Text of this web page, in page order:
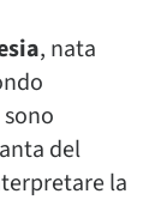
, nata
del
la